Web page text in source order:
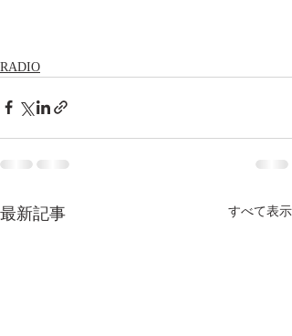
RADIO
最新記事 すべて表示